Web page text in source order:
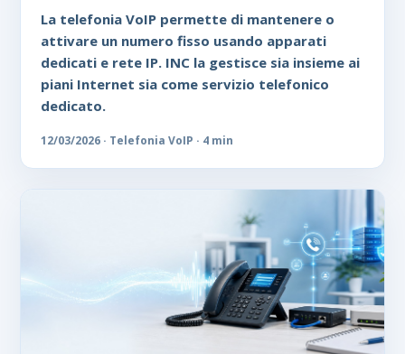
La telefonia VoIP permette di mantenere o
attivare un numero fisso usando apparati
dedicati e rete IP. INC la gestisce sia insieme ai
piani Internet sia come servizio telefonico
dedicato.
12/03/2026 · Telefonia VoIP · 4 min